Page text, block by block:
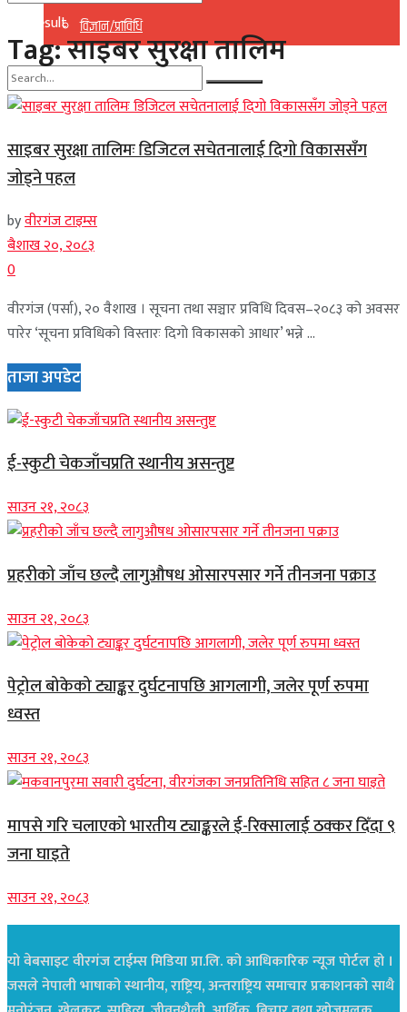
विज्ञान/प्राविधि
No Result
View All Result
No Result
View All Result
Tag:साइबर सुरक्षा तालिम
साइबर सुरक्षा तालिमः डिजिटल सचेतनालाई दिगो विकाससँग
जोड्ने पहल
byवीरगंज टाइम्स
बैशाख २०, २०८३
0
वीरगंज (पर्सा), २० वैशाख । सूचना तथा सञ्चार प्रविधि दिवस–२०८३ को अवसर
पारेर ‘सूचना प्रविधिको विस्तारः दिगो विकासको आधार’ भन्ने ...
ताजा अपडेट
ई-स्कुटी चेकजाँचप्रति स्थानीय असन्तुष्ट
साउन २१, २०८३
प्रहरीको जाँच छल्दै लागुऔषध ओसारपसार गर्ने तीनजना पक्राउ
साउन २१, २०८३
पेट्रोल बोकेको ट्याङ्कर दुर्घटनापछि आगलागी, जलेर पूर्ण रुपमा
ध्वस्त
साउन २१, २०८३
मापसे गरि चलाएको भारतीय ट्याङ्करले ई-रिक्सालाई ठक्कर दिँदा ९
जना घाइते
साउन २१, २०८३
यो वेबसाइट वीरगंज टाईम्स मिडिया प्रा.लि. को आधिकारिक न्यूज पोर्टल हो ।
जसले नेपाली भाषाको स्थानीय, राष्ट्रिय, अन्तराष्ट्रिय समाचार प्रकाशनको साथै